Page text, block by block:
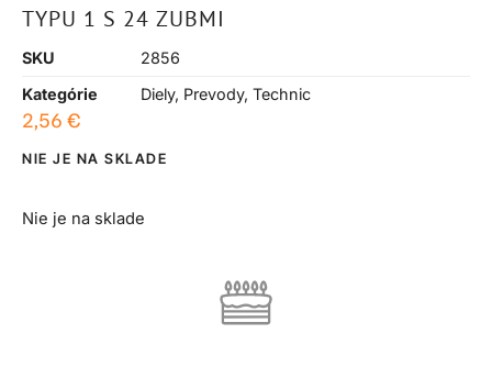
TYPU 1 S 24 ZUBMI
SKU
2856
Kategórie
Diely, Prevody, Technic
2,56 €
NIE JE NA SKLADE
Nie je na sklade